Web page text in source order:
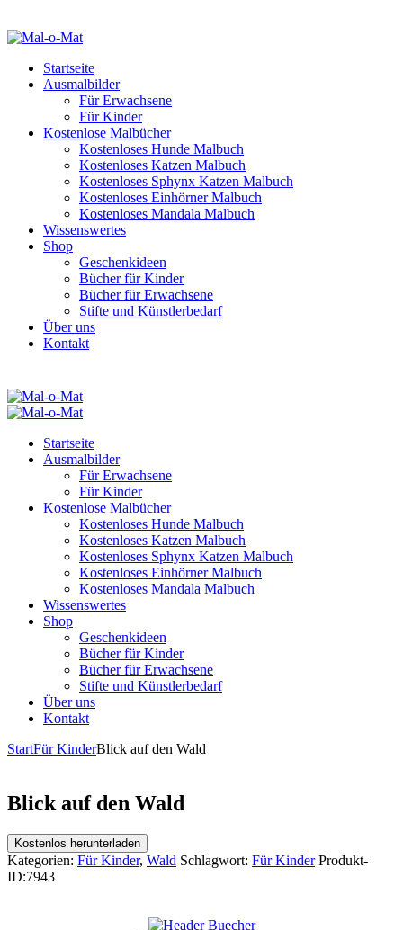
Startseite
Ausmalbilder
Für Erwachsene
Für Kinder
Kostenlose Malbücher
Kostenloses Hunde Malbuch
Kostenloses Katzen Malbuch
Kostenloses Sphynx Katzen Malbuch
Kostenloses Einhörner Malbuch
Kostenloses Mandala Malbuch
Wissenswertes
Shop
Geschenkideen
Bücher für Kinder
Bücher für Erwachsene
Stifte und Künstlerbedarf
Über uns
Kontakt
Startseite
Ausmalbilder
Für Erwachsene
Für Kinder
Kostenlose Malbücher
Kostenloses Hunde Malbuch
Kostenloses Katzen Malbuch
Kostenloses Sphynx Katzen Malbuch
Kostenloses Einhörner Malbuch
Kostenloses Mandala Malbuch
Wissenswertes
Shop
Geschenkideen
Bücher für Kinder
Bücher für Erwachsene
Stifte und Künstlerbedarf
Über uns
Kontakt
StartFür KinderBlick auf den Wald
Blick auf den Wald
Kostenlos herunterladen
Kategorien: Für Kinder, Wald Schlagwort: Für Kinder Produkt-
ID:7943